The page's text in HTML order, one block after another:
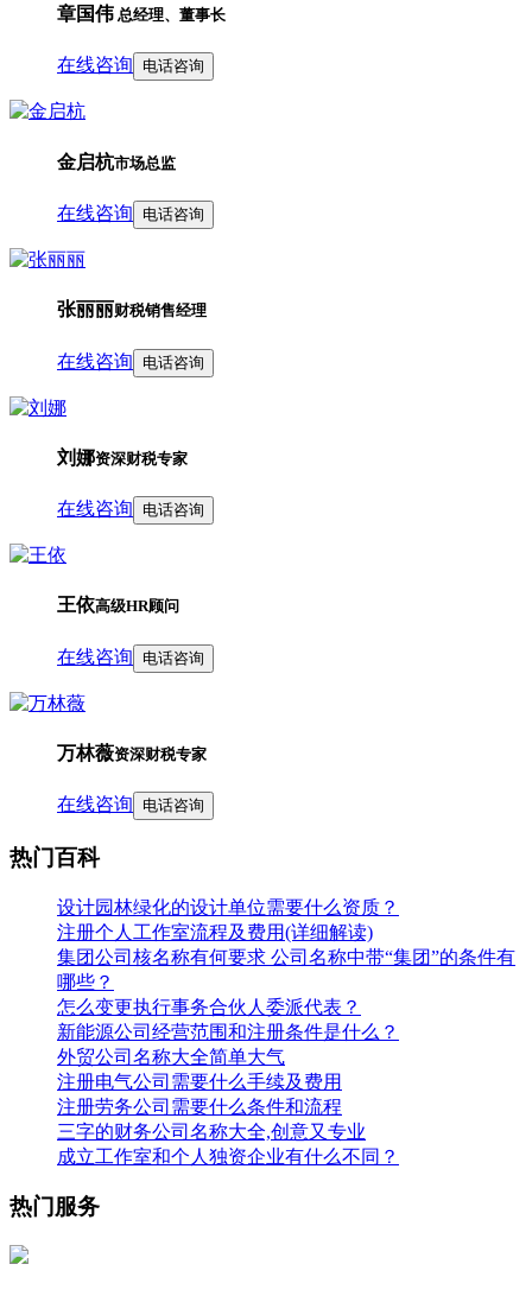
章国伟 总经理、董事长
在线咨询 电话咨询
金启杭市场总监
在线咨询 电话咨询
张丽丽财税销售经理
在线咨询 电话咨询
刘娜资深财税专家
在线咨询 电话咨询
王依高级HR顾问
在线咨询 电话咨询
万林薇资深财税专家
在线咨询 电话咨询
热门百科
设计园林绿化的设计单位需要什么资质？
注册个人工作室流程及费用(详细解读)
集团公司核名称有何要求 公司名称中带“集团”的条件有
哪些？
怎么变更执行事务合伙人委派代表？
新能源公司经营范围和注册条件是什么？
外贸公司名称大全简单大气
注册电气公司需要什么手续及费用
注册劳务公司需要什么条件和流程
三字的财务公司名称大全,创意又专业
成立工作室和个人独资企业有什么不同？
热门服务